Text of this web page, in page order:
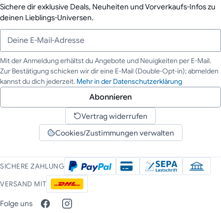
Sichere dir exklusive Deals, Neuheiten und Vorverkaufs-Infos zu
deinen Lieblings-Universen.
Deine E-Mail-Adresse
Mit der Anmeldung erhältst du Angebote und Neuigkeiten per E-Mail.
Zur Bestätigung schicken wir dir eine E-Mail (Double-Opt-in); abmelden
kannst du dich jederzeit. Mehr in der Datenschutzerklärung
Abonnieren
Vertrag widerrufen
Cookies/Zustimmungen verwalten
SICHERE ZAHLUNG
VERSAND MIT
Folge uns